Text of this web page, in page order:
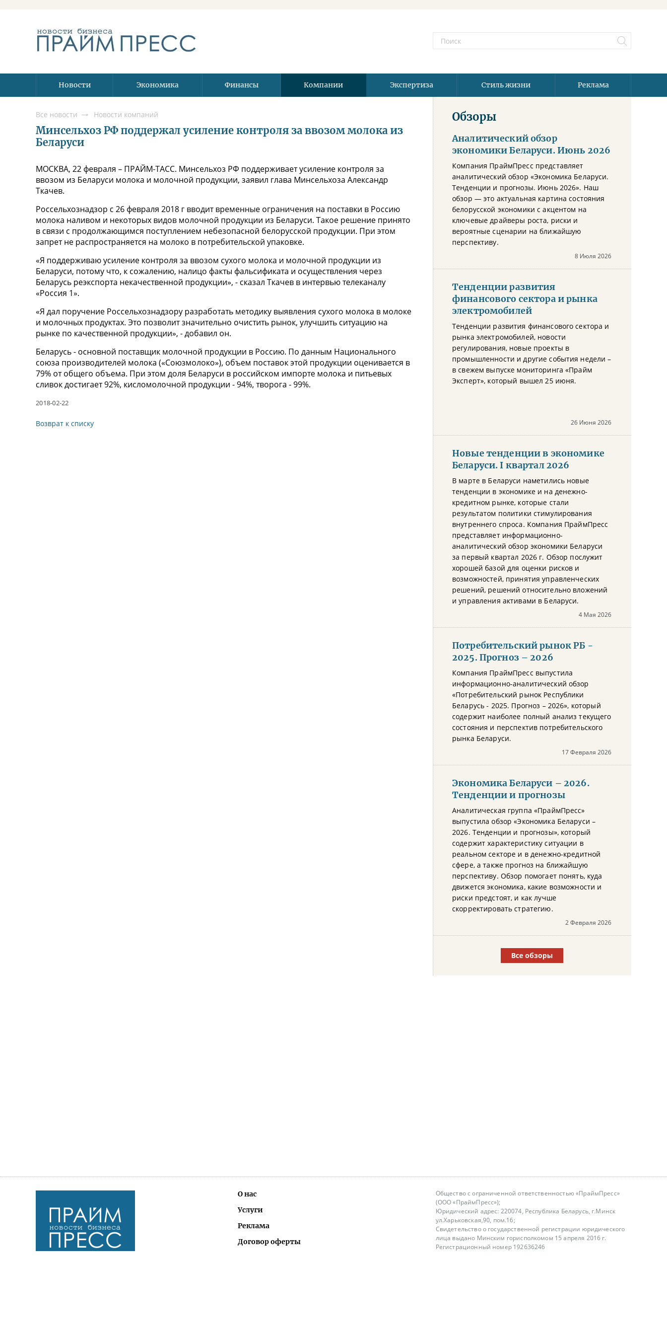
Новости Экономика Финансы Компании Экспертиза Стиль жизни Реклама
Все новости Новости компаний
Минсельхоз РФ поддержал усиление контроля за ввозом молока из
Беларуси
МОСКВА, 22 февраля – ПРАЙМ-ТАСС. Минсельхоз РФ поддерживает усиление контроля за
ввозом из Беларуси молока и молочной продукции, заявил глава Минсельхоза Александр
Ткачев.
Россельхознадзор с 26 февраля 2018 г вводит временные ограничения на поставки в Россию
молока наливом и некоторых видов молочной продукции из Беларуси. Такое решение принято
в связи с продолжающимся поступлением небезопасной белорусской продукции. При этом
запрет не распространяется на молоко в потребительской упаковке.
«Я поддерживаю усиление контроля за ввозом сухого молока и молочной продукции из
Беларуси, потому что, к сожалению, налицо факты фальсификата и осуществления через
Беларусь реэкспорта некачественной продукции», - сказал Ткачев в интервью телеканалу
«Россия 1».
«Я дал поручение Россельхознадзору разработать методику выявления сухого молока в молоке
и молочных продуктах. Это позволит значительно очистить рынок, улучшить ситуацию на
рынке по качественной продукции», - добавил он.
Беларусь - основной поставщик молочной продукции в Россию. По данным Национального
союза производителей молока («Союзмолоко»), объем поставок этой продукции оценивается в
79% от общего объема. При этом доля Беларуси в российском импорте молока и питьевых
сливок достигает 92%, кисломолочной продукции - 94%, творога - 99%.
2018-02-22
Возврат к списку
Обзоры
Аналитический обзор
экономики Беларуси. Июнь 2026
Компания ПраймПресс представляет
аналитический обзор «Экономика Беларуси.
Тенденции и прогнозы. Июнь 2026». Наш
обзор — это актуальная картина состояния
белорусской экономики с акцентом на
ключевые драйверы роста, риски и
вероятные сценарии на ближайшую
перспективу.
8 Июля 2026
Тенденции развития
финансового сектора и рынка
электромобилей
Тенденции развития финансового сектора и
рынка электромобилей, новости
регулирования, новые проекты в
промышленности и другие события недели –
в свежем выпуске мониторинга «Прайм
Эксперт», который вышел 25 июня.
26 Июня 2026
Новые тенденции в экономике
Беларуси. I квартал 2026
В марте в Беларуси наметились новые
тенденции в экономике и на денежно-
кредитном рынке, которые стали
результатом политики стимулирования
внутреннего спроса. Компания ПраймПресс
представляет информационно-
аналитический обзор экономики Беларуси
за первый квартал 2026 г. Обзор послужит
хорошей базой для оценки рисков и
возможностей, принятия управленческих
решений, решений относительно вложений
и управления активами в Беларуси.
4 Мая 2026
Потребительский рынок РБ -
2025. Прогноз – 2026
Компания ПраймПресс выпустила
информационно-аналитический обзор
«Потребительский рынок Республики
Беларусь - 2025. Прогноз – 2026», который
содержит наиболее полный анализ текущего
состояния и перспектив потребительского
рынка Беларуси.
17 Февраля 2026
Экономика Беларуси – 2026.
Тенденции и прогнозы
Аналитическая группа «ПраймПресс»
выпустила обзор «Экономика Беларуси –
2026. Тенденции и прогнозы», который
содержит характеристику ситуации в
реальном секторе и в денежно-кредитной
сфере, а также прогноз на ближайшую
перспективу. Обзор помогает понять, куда
движется экономика, какие возможности и
риски предстоят, и как лучше
скорректировать стратегию.
2 Февраля 2026
Все обзоры
О нас
Услуги
Реклама
Договор оферты
Общество с ограниченной ответственностью «ПраймПресс»
(ООО «ПраймПресс»);
Юридический адрес: 220074, Республика Беларусь, г.Минск
ул.Харьковская,90, пом.16;
Свидетельство о государственной регистрации юридического
лица выдано Минским горисполкомом 15 апреля 2016 г.
Регистрационный номер 192636246